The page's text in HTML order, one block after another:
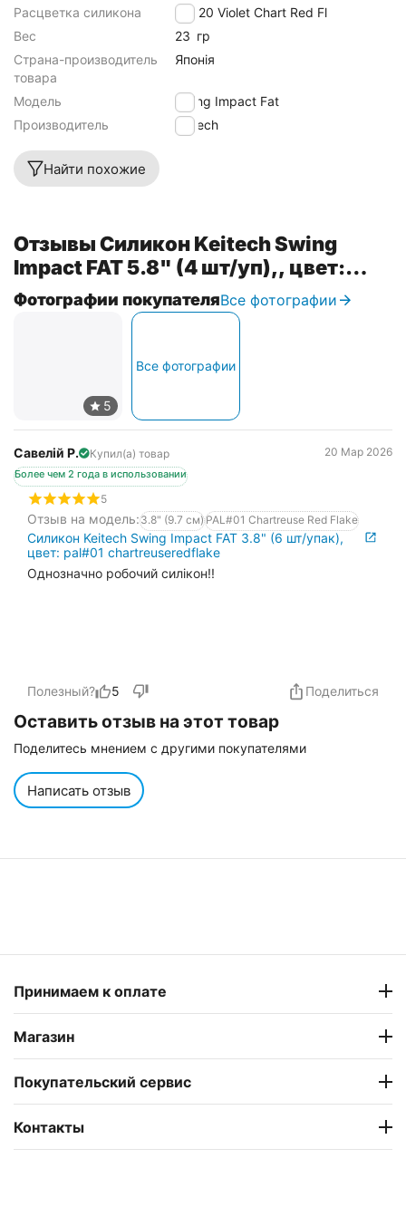
Расцветка силикона
EA#20 Violet Chart Red Fl
Вес
23 гр
Страна-производитель
товара
Японія
Модель
Swing Impact Fat
Производитель
Keitech
Найти похожие
Отзывы Силикон Keitech Swing
Impact FAT 5.8" (4 шт/уп),, цвет:
ea#20 violet chart red fl
Фотографии покупателяВсе фотографии
Все фотографии
Савелій Р. Купил(а) товар
Более чем 2 года в использовании
20 Мар 2026
5
Отзыв на модель:3.8" (9.7 см)PAL#01 Chartreuse Red Flake
Силикон Keitech Swing Impact FAT 3.8" (6 шт/упак),
цвет: pal#01 chartreuseredflake
Однозначно робочий силікон!!
Полезный? 5 Поделиться
Оставить отзыв на этот товар
Поделитесь мнением с другими покупателями
Написать отзыв
Принимаем к оплате
Магазин
Покупательский сервис
Контакты